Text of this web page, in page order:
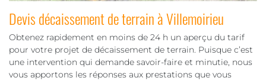
Devis décaissement de terrain à Villemoirieu
Obtenez rapidement en moins de 24 h un aperçu du tarif
pour votre projet de décaissement de terrain. Puisque c’est
une intervention qui demande savoir-faire et minutie, nous
vous apportons les réponses aux prestations que vous